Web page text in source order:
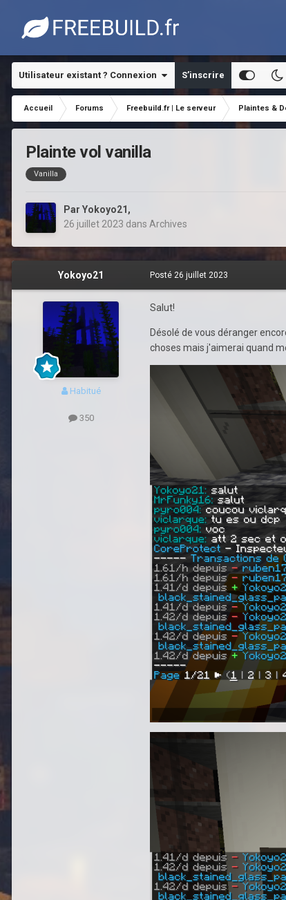
Utilisateur existant ? Connexion S’inscrire
Accueil Forums Freebuild.fr | Le serveur Plaintes &
Plainte vol vanilla
Vanilla
Par Yokoyo21 ,
26 juillet 2023 dans Archives
Yokoyo21
Habitué
350
Posté 26 juillet 2023
Salut!
Désolé de vous déranger
choses mais j'aimerai quand